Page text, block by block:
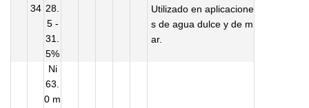
34 28.
5 -
31.
5%
Utilizado en aplicacione
s de agua dulce y de m
ar.
Ni
63.
0 m